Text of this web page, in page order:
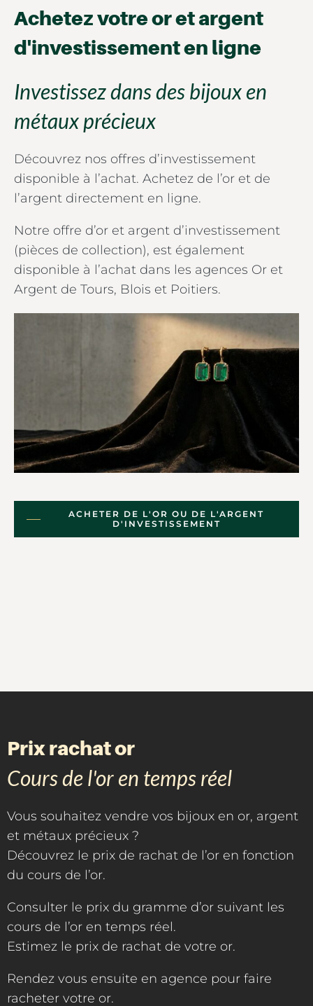
Achetez votre or et argent
d'investissement en ligne
Investissez dans des bijoux en
métaux précieux
Découvrez nos offres d’investissement
disponible à l’achat. Achetez de l’or et de
l’argent directement en ligne.
Notre offre d’or et argent d’investissement
(pièces de collection), est également
disponible à l’achat dans les agences Or et
Argent de Tours, Blois et Poitiers.
ACHETER DE L'OR OU DE L'ARGENT
D'INVESTISSEMENT
Prix rachat or
Cours de l'or en temps réel
Vous souhaitez vendre vos bijoux en or, argent
et métaux précieux ?
Découvrez le prix de rachat de l’or en fonction
du cours de l’or.
Consulter le prix du gramme d’or suivant les
cours de l’or en temps réel.
Estimez le prix de rachat de votre or.
Rendez vous ensuite en agence pour faire
racheter votre or.